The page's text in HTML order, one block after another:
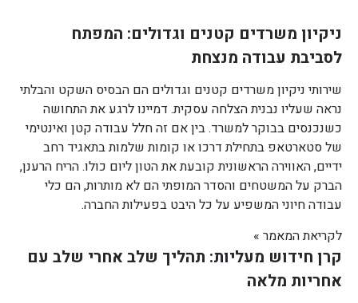
ניקיון משרדים קטנים וגדולים: המפתח
לסביבת עבודה מנצחת
שירותי ניקיון משרדים קטנים וגדולים הם הבסיס השקט והבלתי
נראה שעליו נבנית הצלחה עסקית. דמיינו לרגע את התחושה
כשנכנסים בבוקר למשרד. בין אם זה חלל עבודה קטן ואינטימי
של סטארטאפ בתחילת דרכו או קומות שלמות בתאגיד רחב
ידיים, האווירה הראשונית קובעת את הטון ליום כולו. הריח הרענן,
הברק על המשטחים והסדר המופתי הם לא מותרות, הם כלי
עבודה חיוני המשפיע על כל היבט בפעילות החברה.
לקריאת המאמר »
קרן חידוש מעליות: תהליך שלב אחרי שלב עם
אחריות מלאה